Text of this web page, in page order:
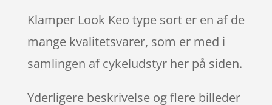
Klamper Look Keo type sort er en af de
mange kvalitetsvarer, som er med i
samlingen af cykeludstyr her på siden.
Yderligere beskrivelse og flere billeder